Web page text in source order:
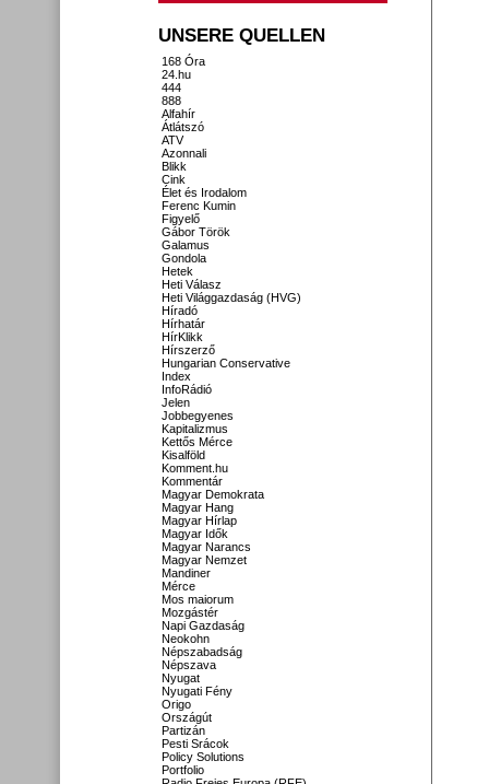
UNSERE QUELLEN
168 Óra
24.hu
444
888
Alfahír
Átlátszó
ATV
Azonnali
Blikk
Cink
Élet és Irodalom
Ferenc Kumin
Figyelő
Gábor Török
Galamus
Gondola
Hetek
Heti Válasz
Heti Világgazdaság (HVG)
Híradó
Hírhatár
HírKlikk
Hírszerző
Hungarian Conservative
Index
InfoRádió
Jelen
Jobbegyenes
Kapitalizmus
Kettős Mérce
Kisalföld
Komment.hu
Kommentár
Magyar Demokrata
Magyar Hang
Magyar Hírlap
Magyar Idők
Magyar Narancs
Magyar Nemzet
Mandiner
Mérce
Mos maiorum
Mozgástér
Napi Gazdaság
Neokohn
Népszabadság
Népszava
Nyugat
Nyugati Fény
Origo
Országút
Partizán
Pesti Srácok
Policy Solutions
Portfolio